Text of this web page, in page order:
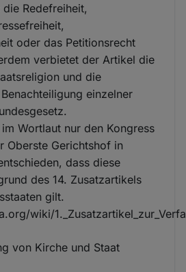
Redefreiheit,
oder das Petitionsrecht
verbietet der Artikel die
und die
einzelner
Wortlaut nur den Kongress
Oberste Gerichtshof in
dass diese
des 14. Zusatzartikels
gilt.
wiki/
von Kirche und Staat